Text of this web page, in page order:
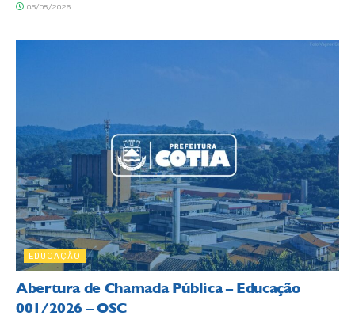
05/08/2026
EDUCAÇÃO
Abertura de Chamada Pública – Educação
001/2026 – OSC